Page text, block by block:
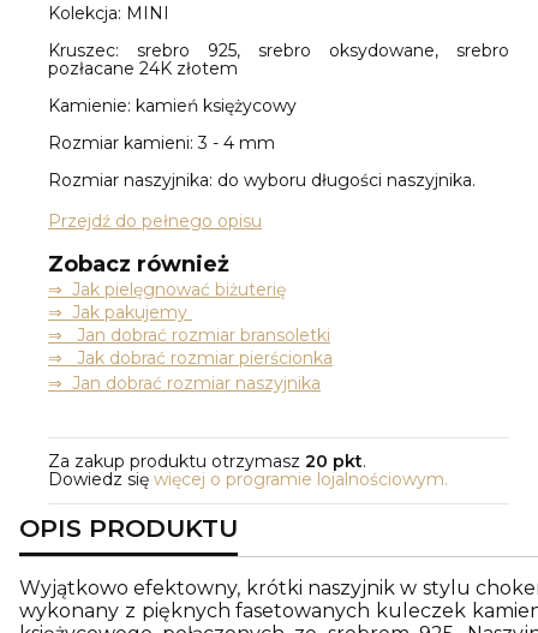
Kolekcja: MINI
Kruszec: srebro 925, srebro oksydowane, srebro
pozłacane 24K złotem
Kamienie: kamień księżycowy
Rozmiar kamieni: 3 - 4 mm
Rozmiar naszyjnika: do wyboru długości naszyjnika.
Przejdź do pełnego opisu
Zobacz również
⇒ Jak pielęgnować biżuterię
⇒ Jak pakujemy
⇒ Jan dobrać rozmiar bransoletki
⇒ Jak dobrać rozmiar pierścionka
⇒ Jan dobrać rozmiar naszyjnika
Za zakup produktu otrzymasz 20 pkt.
Dowiedz się więcej o programie lojalnościowym.
OPIS PRODUKTU
Wyjątkowo efektowny, krótki naszyjnik w stylu
wykonany z pięknych fasetowanych kuleczek